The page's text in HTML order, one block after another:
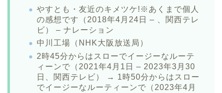
やすとも・友近のキメツケ!※あくまで個人
の感想です（2018年4月24日 – 、関西テレ
ビ） – ナレーション
中川工場（NHK大阪放送局）
2時45分からはスローでイージーなルーテ
ィーンで（2021年4月1日 – 2023年3月30
日、関西テレビ） → 1時50分からはスロー
でイージーなルーティーンで（2023年4月